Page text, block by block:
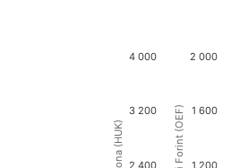
1 200
1 600
2 000
2 400
3 200
4 000